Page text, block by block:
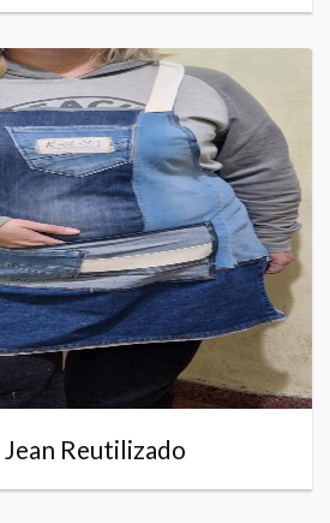
Reutilizado